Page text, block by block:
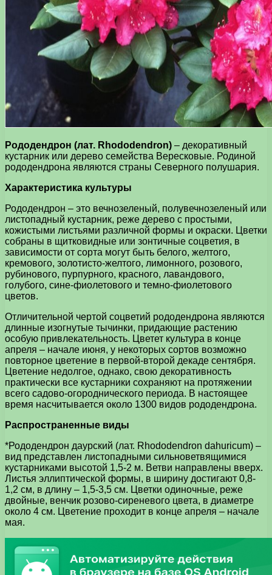
Рододендрон (лат. Rhododendron) – декоративный
кустарник или дерево семейства Вересковые. Родиной
рододендрона являются страны Северного полушария.
Характеристика культуры
Рододендрон – это вечнозеленый, полувечнозеленый или
листопадный кустарник, реже дерево с простыми,
кожистыми листьями различной формы и окраски. Цветки
собраны в щитковидные или зонтичные соцветия, в
зависимости от сорта могут быть белого, желтого,
кремового, золотисто-желтого, лимонного, розового,
рубинового, пурпурного, красного, лавандового,
голубого, сине-фиолетового и темно-фиолетового
цветов.
Отличительной чертой соцветий рододендрона являются
длинные изогнутые тычинки, придающие растению
особую привлекательность. Цветет культура в конце
апреля – начале июня, у некоторых сортов возможно
повторное цветение в первой-второй декаде сентября.
Цветение недолгое, однако, свою декоративность
практически все кустарники сохраняют на протяжении
всего садово-огороднического периода. В настоящее
время насчитывается около 1300 видов рододендрона.
Распространенные виды
*Рододендрон даурский (лат. Rhododendron dahuricum) –
вид представлен листопадными сильноветвящимися
кустарниками высотой 1,5-2 м. Ветви направлены вверх.
Листья эллиптической формы, в ширину достигают 0,8-
1,2 см, в длину – 1,5-3,5 см. Цветки одиночные, реже
двойные, венчик розово-сиреневого цвета, в диаметре
около 4 см. Цветение проходит в конце апреля – начале
мая.